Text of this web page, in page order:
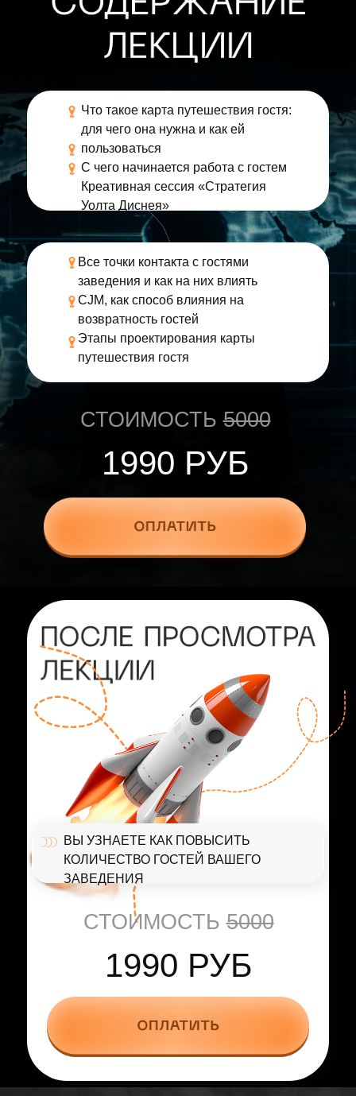
Что такое карта путешествия гостя:
для чего она нужна и как ей
пользоваться
С чего начинается работа с гостем
Креативная сессия «Стратегия
Уолта Диснея»
Все точки контакта с гостями
заведения и как на них влиять
CJM, как способ влияния на
возвратность гостей
Этапы проектирования карты
путешествия гостя
СТОИМОСТЬ5000
1990 РУБ
ВЫ УЗНАЕТЕ КАК ПОВЫСИТЬ
КОЛИЧЕСТВО ГОСТЕЙ ВАШЕГО
ЗАВЕДЕНИЯ
СТОИМОСТЬ5000
1990 РУБ